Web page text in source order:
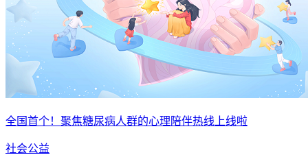
全国首个！聚焦糖尿病人群的心理陪伴热线上线啦
社会公益